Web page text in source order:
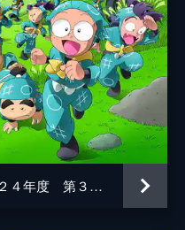
陽春
敏彰
騒兵衛
尚一
アニメ 忍たま乱太郎（２０２４年度 第３２シリーズ）